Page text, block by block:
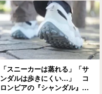
「スニーカーは蒸れる」「サ
ンダルは歩きにくい…」 コ
ロンビアの『シャンダル』が